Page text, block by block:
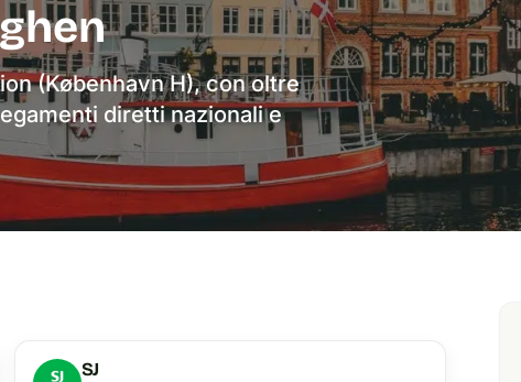
(København H), con oltre
diretti nazionali e
SJ